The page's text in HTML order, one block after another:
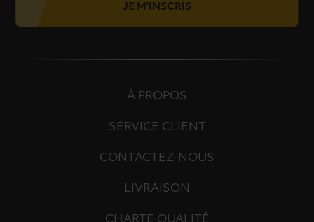
JE M'INSCRIS
À PROPOS
SERVICE CLIENT
CONTACTEZ-NOUS
LIVRAISON